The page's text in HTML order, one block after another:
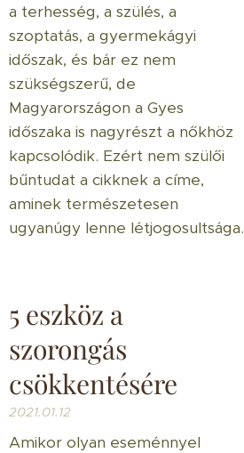
a terhesség, a szülés, a
szoptatás, a gyermekágyi
időszak, és bár ez nem
szükségszerű, de
Magyarországon a Gyes
időszaka is nagyrészt a nőkhöz
kapcsolódik. Ezért nem szülői
bűntudat a cikknek a címe,
aminek természetesen
ugyanúgy lenne létjogosultsága.
5 eszköz a
szorongás
csökkentésére
2021.01.12
Amikor olyan eseménnyel